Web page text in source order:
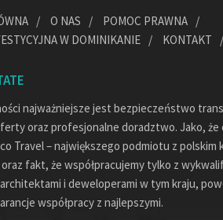
O NAS
POMOC PRAWNA
W DOMINIKANIE
KONTAKT
najważniejsze jest bezpieczeństwo
oraz profesjonalne doradztwo. Jako, że
Travel – największego podmiotu z polskim
fakt, że współpracujemy tylko z
i deweloperami w tym kraju,
współpracy z najlepszymi.